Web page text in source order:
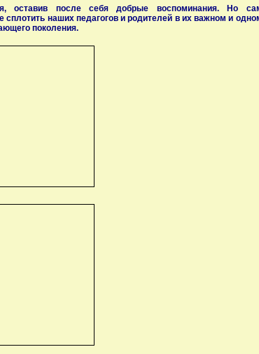
оставив после себя добрые воспоминания. Но
сплотить наших педагогов и родителей в их важном и
поколения.